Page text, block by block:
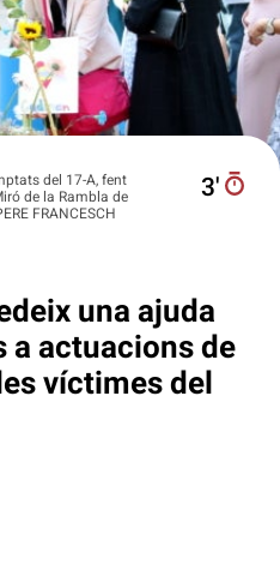
del 17-A, fent
de la Rambla de
FRANCESCH
3′
una ajuda
a actuacions de
víctimes del